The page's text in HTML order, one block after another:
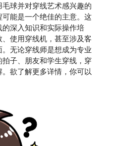
球并对穿线艺术感兴趣的
能是一个绝佳的主意。这
深入知识和实际操作培
使用穿线机，甚至涉及客
无论穿线师是想成为专业
子、朋友和学生穿线，穿
欲了解更多详情，你可以